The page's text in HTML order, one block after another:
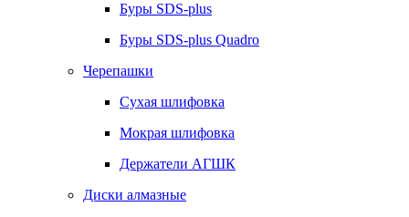
Буры SDS-plus
Буры SDS-plus Quadro
Черепашки
Сухая шлифовка
Мокрая шлифовка
Держатели АГШК
Диски алмазные